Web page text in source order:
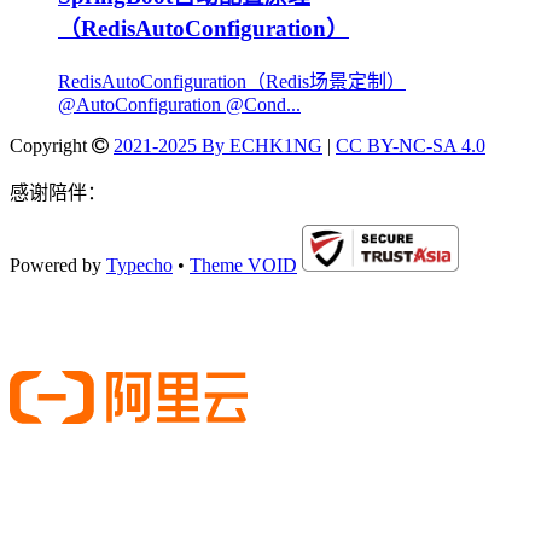
（RedisAutoConfiguration）
RedisAutoConfiguration（Redis场景定制）
@AutoConfiguration @Cond...
Copyright
2021-2025 By ECHK1NG | CC BY-NC-SA 4.0
感谢陪伴：
Powered by Typecho • Theme VOID